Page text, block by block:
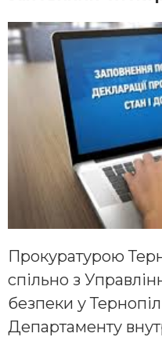
Прокуратурою
спільно з
безпеки у
Департаменту